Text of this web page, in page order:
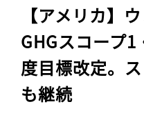
【アメリカ】
GHGスコープ
度目標改定。
も継続